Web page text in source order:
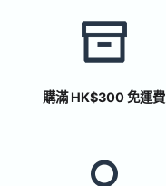
購滿 HK$300 免運費